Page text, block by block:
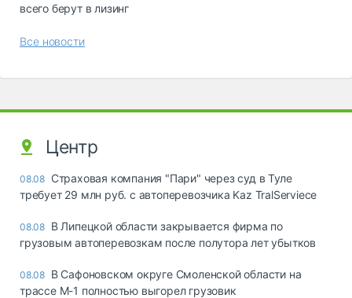
всего берут в лизинг
Все новости
Центр
08.08 Страховая компания "Пари" через суд в Туле
требует 29 млн руб. с автоперевозчика Kaz TralServiece
08.08 В Липецкой области закрывается фирма по
грузовым автоперевозкам после полутора лет убытков
08.08 В Сафоновском округе Смоленской области на
трассе М-1 полностью выгорел грузовик